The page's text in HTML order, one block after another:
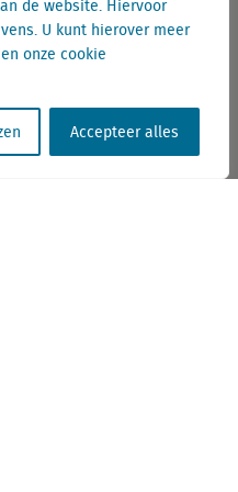
de website. Hiervoor
U kunt hierover meer
onze cookie
Accepteer alles